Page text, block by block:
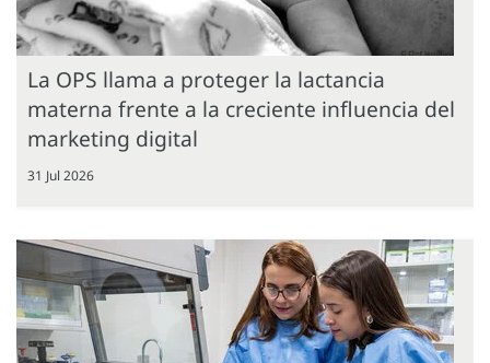
La OPS llama a proteger la lactancia
materna frente a la creciente influencia del
marketing digital
31 Jul 2026